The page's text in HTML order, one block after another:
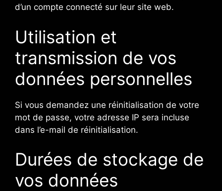
d’un compte connecté sur leur site web.
Utilisation et
transmission de vos
données personnelles
Si vous demandez une réinitialisation de votre
mot de passe, votre adresse IP sera incluse
dans l’e-mail de réinitialisation.
Durées de stockage de
vos données